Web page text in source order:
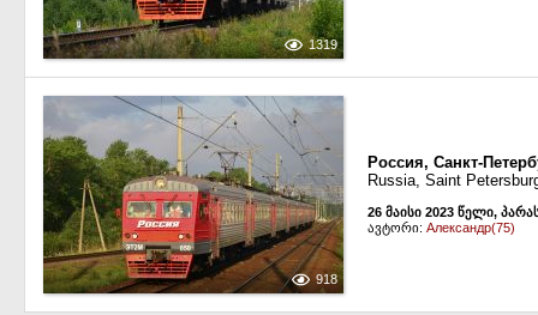
1319
918
Россия, Санкт-
Russia, Saint
26 მაისი 2023 წელი,
ავტორი: Александр(75)